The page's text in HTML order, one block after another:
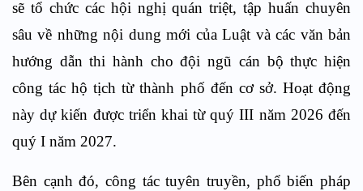
sẽ tổ chức các hội nghị quán triệt, tập huấn chuyên
sâu về những nội dung mới của Luật và các văn bản
hướng dẫn thi hành cho đội ngũ cán bộ thực hiện
công tác hộ tịch từ thành phố đến cơ sở. Hoạt động
này dự kiến được triển khai từ quý III năm 2026 đến
quý I năm 2027.
Bên cạnh đó, công tác tuyên truyền, phổ biến pháp